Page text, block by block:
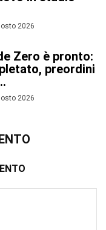
2026
Zero è pronto:
preordini
2026